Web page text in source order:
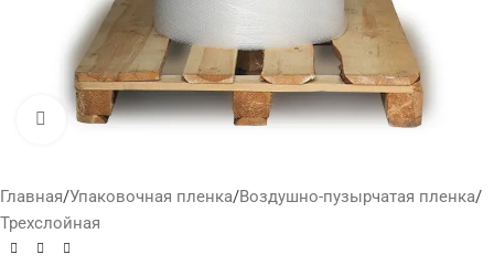
Нажмите, чтобы увеличить
Главная/Упаковочная пленка/Воздушно-пузырчатая пленка/
Трехслойная